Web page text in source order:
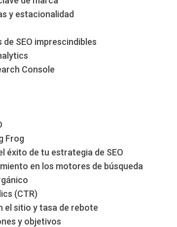
y estacionalidad
SEO imprescindibles
Console
Frog
éxito de tu estrategia de SEO
en los motores de búsqueda
(CTR)
el sitio y tasa de rebote
y objetivos